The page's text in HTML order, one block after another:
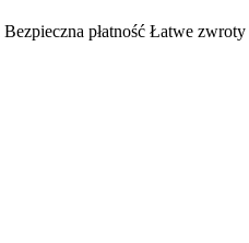
Bezpieczna płatność Łatwe zwroty